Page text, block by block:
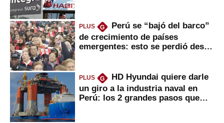
PLUS G
Perú se “bajó del barco”
de crecimiento de países
emergentes: esto se perdió desde
PLUS G
HD Hyundai quiere darle
un giro a la industria naval en
Perú: los 2 grandes pasos que